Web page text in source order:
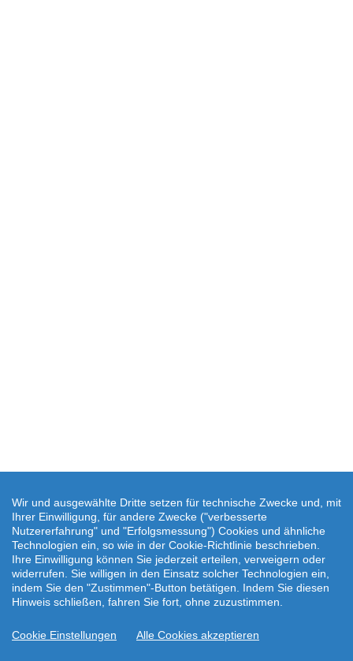
Wir und ausgewählte Dritte setzen für technische Zwecke und, mit
Ihrer Einwilligung, für andere Zwecke ("verbesserte
Nutzererfahrung" und "Erfolgsmessung") Cookies und ähnliche
Technologien ein, so wie in der Cookie-Richtlinie beschrieben.
Ihre Einwilligung können Sie jederzeit erteilen, verweigern oder
widerrufen. Sie willigen in den Einsatz solcher Technologien ein,
indem Sie den "Zustimmen"-Button betätigen. Indem Sie diesen
Hinweis schließen, fahren Sie fort, ohne zuzustimmen.
Cookie Einstellungen Alle Cookies akzeptieren